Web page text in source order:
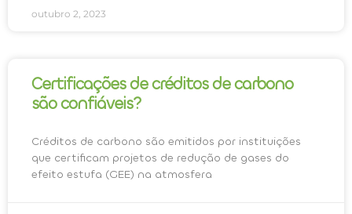
outubro 2, 2023
Certificações de créditos de carbono
são confiáveis?
Créditos de carbono são emitidos por instituições
que certificam projetos de redução de gases do
efeito estufa (GEE) na atmosfera